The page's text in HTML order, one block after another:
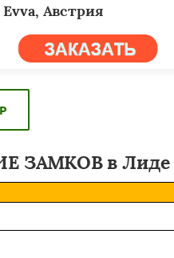
Evva, Австрия
ЗАМКОВ в Лиде